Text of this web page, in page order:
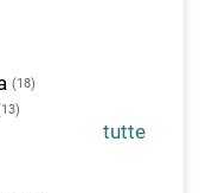
(18)
tutte